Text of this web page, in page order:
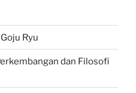
Ryu
dan Filosofi